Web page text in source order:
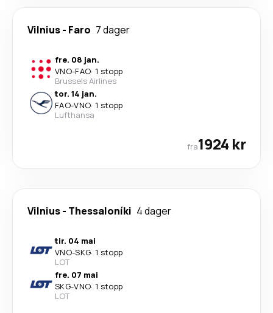
Vilnius- Faro 7 dager
fre. 08 jan.
VNO-FAO· 1 stopp
Brussels Airlines
tor. 14 jan.
FAO-VNO· 1 stopp
Lufthansa
fra1924 kr
Vilnius- Thessaloníki 4 dager
tir. 04 mai
VNO-SKG· 1 stopp
LOT
fre. 07 mai
SKG-VNO· 1 stopp
LOT